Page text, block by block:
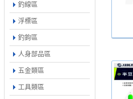
釣線區
浮標區
釣鉤區
人身部品區
五金類區
工具類區